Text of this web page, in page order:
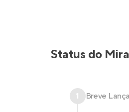
Status do
1 Breve